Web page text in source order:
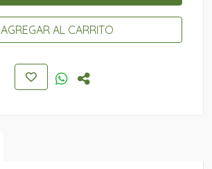
AGREGAR AL CARRITO